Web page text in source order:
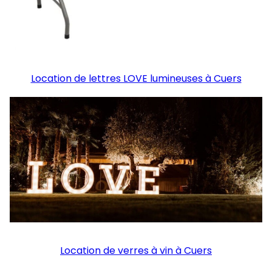
Location de lettres LOVE lumineuses à Cuers
Location de verres à vin à Cuers